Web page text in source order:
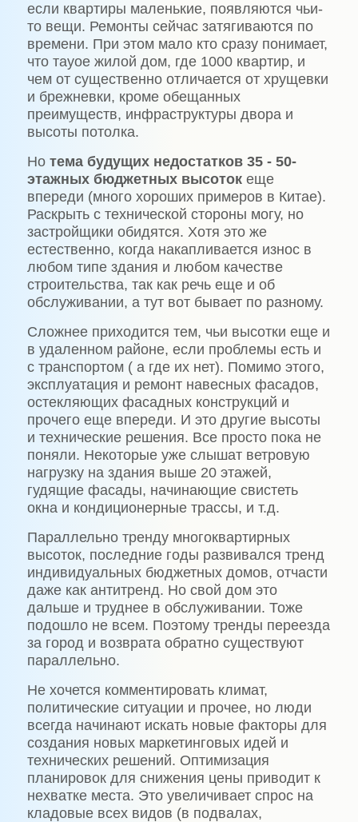
если квартиры маленькие, появляются чьи-
то вещи. Ремонты сейчас затягиваются по
времени. При этом мало кто сразу понимает,
что тауое жилой дом, где 1000 квартир, и
чем от существенно отличается от хрущевки
и брежневки, кроме обещанных
преимуществ, инфраструктуры двора и
высоты потолка.
Но тема будущих недостатков 35 - 50-
этажных бюджетных высотокеще
впереди (много хороших примеров в Китае).
Раскрыть с технической стороны могу, но
застройщики обидятся. Хотя это же
естественно, когда накапливается износ в
любом типе здания и любом качестве
строительства, так как речь еще и об
обслуживании, а тут вот бывает по разному.
Сложнее приходится тем, чьи высотки еще и
в удаленном районе, если проблемы есть и
с транспортом ( а где их нет). Помимо этого,
эксплуатация и ремонт навесных фасадов,
остекляющих фасадных конструкций и
прочего еще впереди. И это другие высоты
и технические решения. Все просто пока не
поняли. Некоторые уже слышат ветровую
нагрузку на здания выше 20 этажей,
гудящие фасады, начинающие свистеть
окна и кондиционерные трассы, и т.д.
Параллельно тренду многоквартирных
высоток, последние годы развивался тренд
индивидуальных бюджетных домов, отчасти
даже как антитренд. Но свой дом это
дальше и труднее в обслуживании. Тоже
подошло не всем. Поэтому тренды переезда
за город и возврата обратно существуют
параллельно.
Не хочется комментировать климат,
политические ситуации и прочее, но люди
всегда начинают искать новые факторы для
создания новых маркетинговых идей и
технических решений. Оптимизация
планировок для снижения цены приводит к
нехватке места. Это увеличивает спрос на
кладовые всех видов (в подвалах,